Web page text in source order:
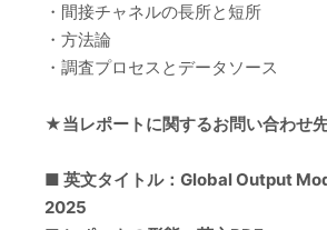
・間接チャネルの長所と短所
・方法論
・調査プロセスとデータソース
★当レポートに関するお問い合わせ
■ 英文タイトル：Global Output
2025